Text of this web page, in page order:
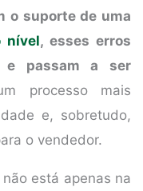
o suporte de uma
nível, esses erros
e passam a ser
processo mais
e, sobretudo,
o vendedor.
está apenas na